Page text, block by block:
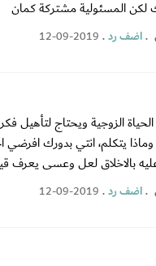
لكن المسئولية مشتركة كمان
.اضف رد.
12-09-2019
الزوجية ويحتاج لتأهيل
يتكلم، انتي بدورك افرضي
بالاخلاق لعل وعسى يعرف
.اضف رد.
12-09-2019